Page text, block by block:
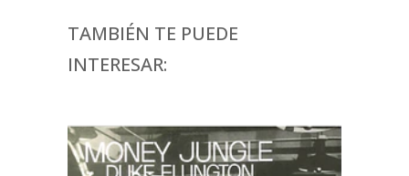
TAMBIÉN TE PUEDE
INTERESAR: